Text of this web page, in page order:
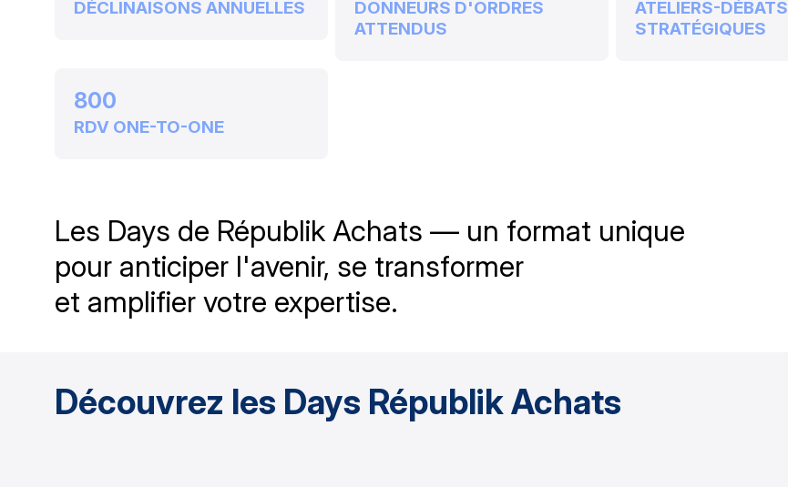
DÉCLINAISONS ANNUELLES
DONNEURS D'ORDRES
ATTENDUS
ATELIERS-DÉBATS
STRATÉGIQUES
800
RDV ONE-TO-ONE
Les Days de Républik Achats — un format unique
pour anticiper l'avenir, se transformer
Découvrez les Days Républik Achats